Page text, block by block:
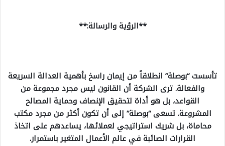
**الرؤية والرسالة:**
تأسست “بوصلة” انطلاقاً من إيمان راسخ بأهمية العدالة السريعة
والفعالة. ترى الشركة أن القانون ليس مجرد مجموعة من
القواعد، بل هو أداة لتحقيق الإنصاف وحماية المصالح
المشروعة. تسعى “بوصلة” إلى أن تكون أكثر من مجرد مكتب
محاماة، بل شريك استراتيجي لعملائها، يساعدهم على اتخاذ
القرارات الصائبة في عالم الأعمال المتغير باستمرار.